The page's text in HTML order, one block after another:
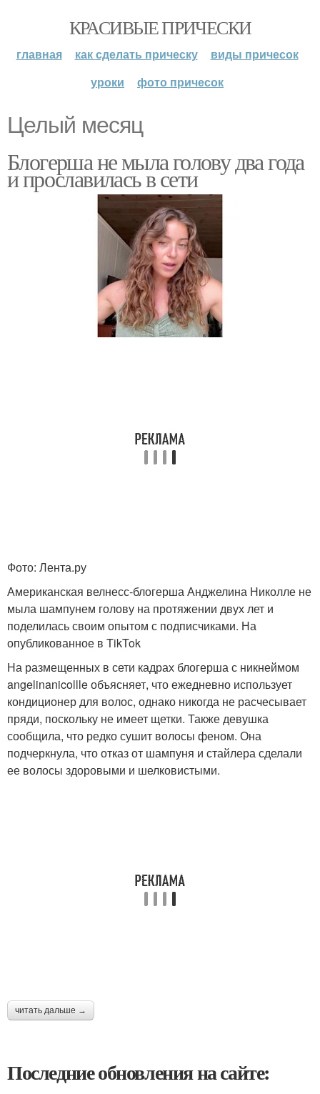
КРАСИВЫЕ ПРИЧЕСКИ
главная как сделать прическу
виды причесок
уроки
фото причесок
Целый месяц
Блогерша не мыла голову два года
и прославилась в сети
Фото: Лента.ру
Американская велнесс-блогерша Анджелина Николле не
мыла шампунем голову на протяжении двух лет и
поделилась своим опытом с подписчиками. На
опубликованное в TikTok
На размещенных в сети кадрах блогерша с никнеймом
angelinanicollle объясняет, что ежедневно использует
кондиционер для волос, однако никогда не расчесывает
пряди, поскольку не имеет щетки. Также девушка
сообщила, что редко сушит волосы феном. Она
подчеркнула, что отказ от шампуня и стайлера сделали
ее волосы здоровыми и шелковистыми.
читать дальше →
Последние обновления на сайте: